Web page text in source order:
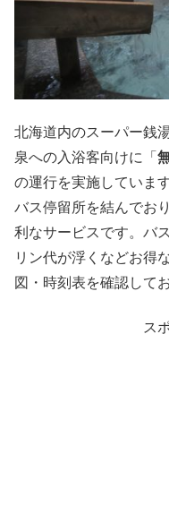
北海道内のスーパー銭
泉への入浴客向けに「
の運行を実施していま
バス停留所を結んでお
利なサービスです。バ
リン代が浮くなどお得
図・時刻表を確認して
ス